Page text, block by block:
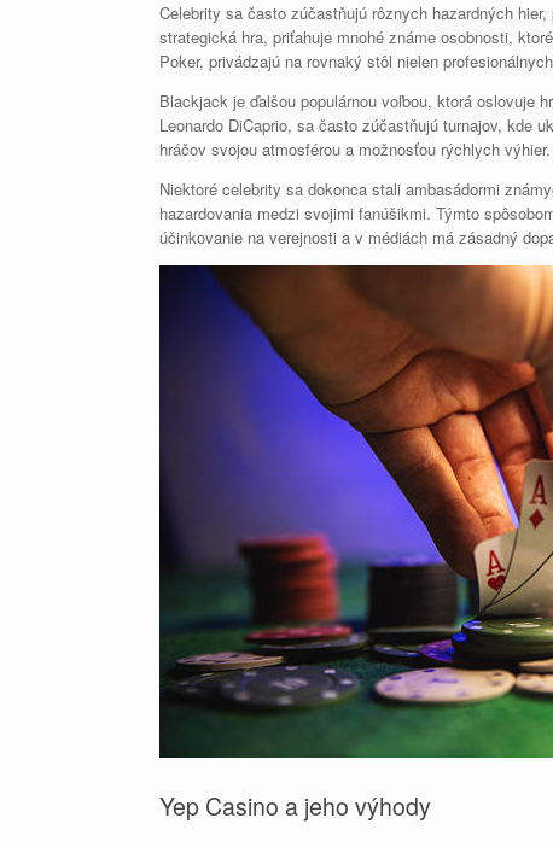
Celebrity sa často zúčastňujú rôznych hazardných
strategická hra, priťahuje mnohé známe osobnosti,
Poker, privádzajú na rovnaký stôl nielen
Blackjack je ďalšou populárnou voľbou, ktorá oslovuje
Leonardo DiCaprio, sa často zúčastňujú turnajov, kde
hráčov svojou atmosférou a možnosťou rýchlych
Niektoré celebrity sa dokonca stali ambasádormi
hazardovania medzi svojimi fanúšikmi. Týmto
účinkovanie na verejnosti a v médiách má zásadný
Yep Casino a jeho výhody